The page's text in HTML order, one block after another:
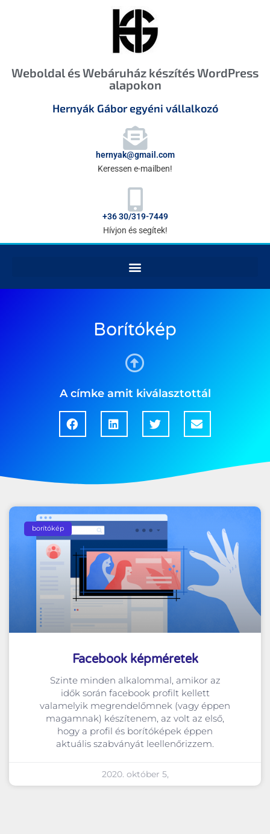
Weboldal és Webáruház készítés WordPress
alapokon
Hernyák Gábor egyéni vállalkozó
hernyak@gmail.com
Keressen e-mailben!
+36 30/319-7449
Hívjon és segítek!
Borítókép
A címke amit kiválasztottál
borítókép
Facebook képméretek
Szinte minden alkalommal, amikor az
idők során facebook profilt kellett
valamelyik megrendelőmnek (vagy éppen
magamnak) készítenem, az volt az első,
hogy a profil és borítóképek éppen
aktuális szabványát leellenőrizzem.
2020. október 5,